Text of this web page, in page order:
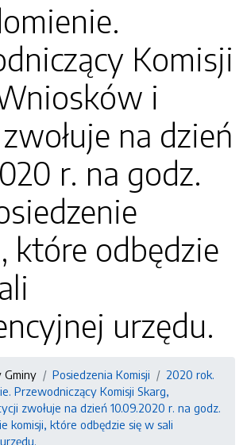
Komisji
i
na dzień
r. na godz.
które odbędzie
urzędu.
Gminy Posiedzenia Komisji
2020 rok.
Przewodniczący Komisji Skarg,
zwołuje na dzień 10.09.2020 r. na godz.
komisji, które odbędzie się w sali